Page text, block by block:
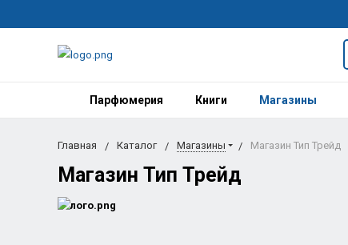
Парфюмерия Книги Магазины
Главная Каталог Магазины Магазин Тип Трейд
Магазин Тип Трейд